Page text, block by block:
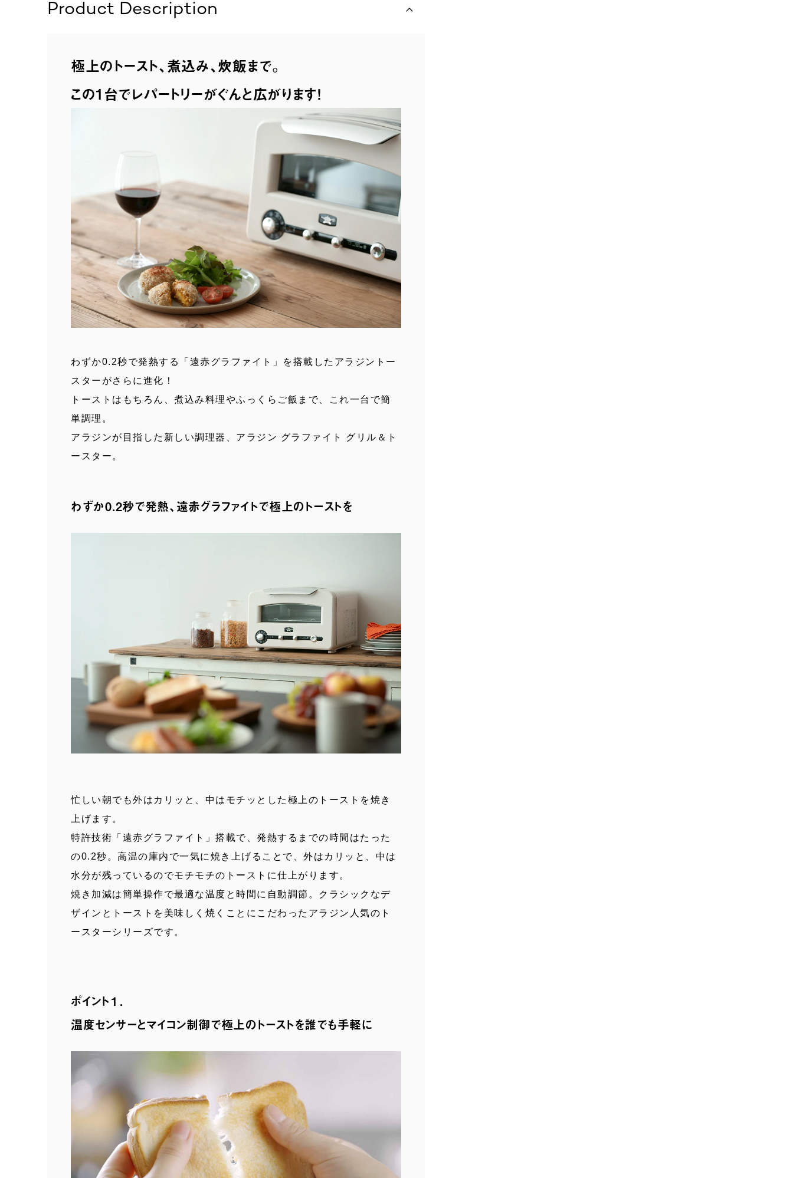
Product Description
極上のトースト、煮込み、炊飯まで。
この1台でレパートリーがぐんと広がります！
わずか0.2秒で発熱する「遠赤グラファイト」を搭載したアラジントー
スターがさらに進化！
トーストはもちろん、煮込み料理やふっくらご飯まで、これ一台で簡
単調理。
アラジンが目指した新しい調理器、アラジン グラファイト グリル＆ト
ースター。
わずか0.2秒で発熱、遠赤グラファイトで極上のトーストを
忙しい朝でも外はカリッと、中はモチッとした極上のトーストを焼き
上げます。
特許技術「遠赤グラファイト」搭載で、発熱するまでの時間はたった
の0.2秒。高温の庫内で一気に焼き上げることで、外はカリッと、中は
水分が残っているのでモチモチのトーストに仕上がります。
焼き加減は簡単操作で最適な温度と時間に自動調節。クラシックなデ
ザインとトーストを美味しく焼くことにこだわったアラジン人気のト
ースターシリーズです。
ポイント１.
温度センサーとマイコン制御で極上のトーストを誰でも手軽に